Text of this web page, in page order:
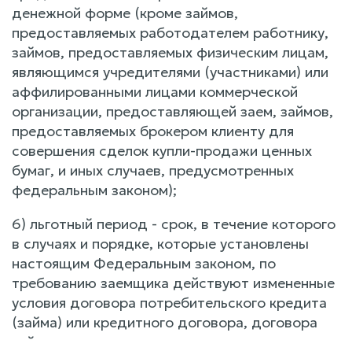
денежной форме (кроме займов,
предоставляемых работодателем работнику,
займов, предоставляемых физическим лицам,
являющимся учредителями (участниками) или
аффилированными лицами коммерческой
организации, предоставляющей заем, займов,
предоставляемых брокером клиенту для
совершения сделок купли-продажи ценных
бумаг, и иных случаев, предусмотренных
федеральным законом);
6) льготный период - срок, в течение которого
в случаях и порядке, которые установлены
настоящим Федеральным законом, по
требованию заемщика действуют измененные
условия договора потребительского кредита
(займа) или кредитного договора, договора